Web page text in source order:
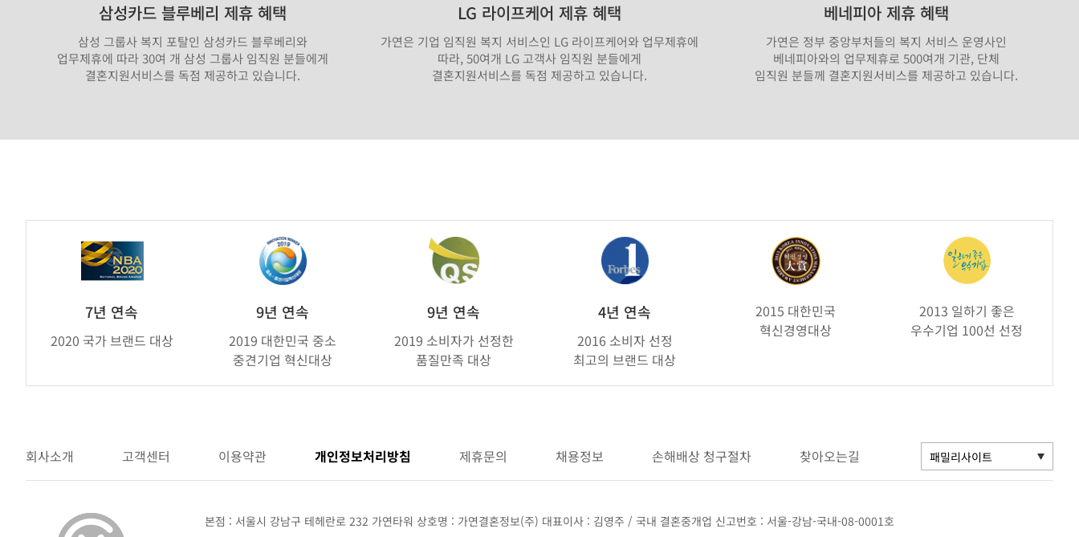
삼성카드 블루베리 제휴 혜택
삼성 그룹사 복지 포탈인 삼성카드 블루베리와
업무제휴에 따라 30여 개 삼성 그룹사 임직원 분들에게
결혼지원서비스를 독점 제공하고 있습니다.
LG 라이프케어 제휴 혜택
가연은 기업 임직원 복지 서비스인 LG 라이프케어와 업무제휴에
따라, 50여개 LG 고객사 임직원 분들에게
결혼지원서비스를 독점 제공하고 있습니다.
베네피아 제휴 혜택
가연은 정부 중앙부처들의 복지 서비스 운영사인
베네피아와의 업무제휴로 500여개 기관, 단체
임직원 분들께 결혼지원서비스를 제공하고 있습니다.
7년 연속
2020 국가 브랜드 대상
9년 연속
2019 대한민국 중소
중견기업 혁신대상
9년 연속
2019 소비자가 선정한
품질만족 대상
4년 연속
2016 소비자 선정
최고의 브랜드 대상
2015 대한민국
혁신경영대상
2013 일하기 좋은
우수기업 100선 선정
회사소개 고객센터 이용약관 개인정보처리방침 제휴문의 채용정보 손해배상 청구절차 찾아오는길
본점 : 서울시 강남구 테헤란로 232 가연타워 상호명 : 가연결혼정보(주) 대표이사 : 김영주 / 국내 결혼중개업 신고번호 : 서울-강남-국내-08-0001호